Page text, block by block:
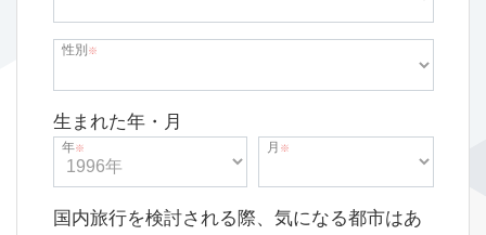
性別 ※
生まれた年・月
年※ 月 ※
国内旅行を検討される際、気になる都市はあ